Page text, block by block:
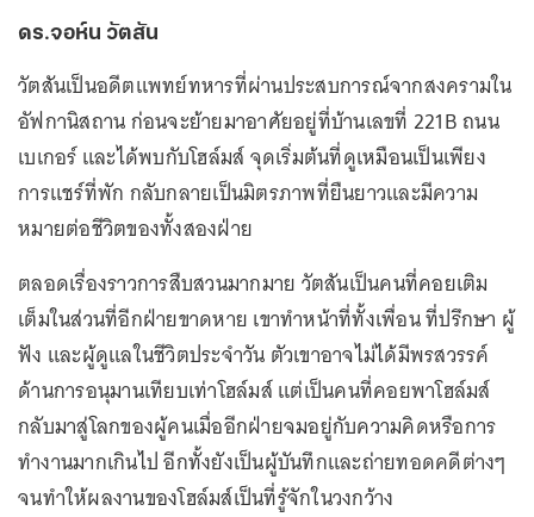
ดร.จอห์น วัตสัน
วัตสันเป็นอดีตแพทย์ทหารที่ผ่านประสบการณ์จากสงครามใน
อัฟกานิสถาน ก่อนจะย้ายมาอาศัยอยู่ที่บ้านเลขที่ 221B ถนน
เบเกอร์ และได้พบกับโฮล์มส์ จุดเริ่มต้นที่ดูเหมือนเป็นเพียง
การแชร์ที่พัก กลับกลายเป็นมิตรภาพที่ยืนยาวและมีความ
หมายต่อชีวิตของทั้งสองฝ่าย
ตลอดเรื่องราวการสืบสวนมากมาย วัตสันเป็นคนที่คอยเติม
เต็มในส่วนที่อีกฝ่ายขาดหาย เขาทำหน้าที่ทั้งเพื่อน ที่ปรึกษา ผู้
ฟัง และผู้ดูแลในชีวิตประจำวัน ตัวเขาอาจไม่ได้มีพรสวรรค์
ด้านการอนุมานเทียบเท่าโฮล์มส์ แต่เป็นคนที่คอยพาโฮล์มส์
กลับมาสู่โลกของผู้คนเมื่ออีกฝ่ายจมอยู่กับความคิดหรือการ
ทำงานมากเกินไป อีกทั้งยังเป็นผู้บันทึกและถ่ายทอดคดีต่างๆ
จนทำให้ผลงานของโฮล์มส์เป็นที่รู้จักในวงกว้าง